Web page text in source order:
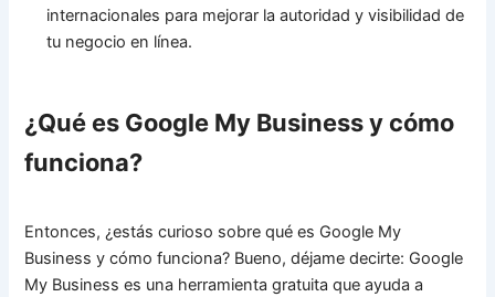
internacionales para mejorar la autoridad y visibilidad de
tu negocio en línea.
¿Qué es Google My Business y cómo
funciona?
Entonces, ¿estás curioso sobre qué es Google My
Business y cómo funciona? Bueno, déjame decirte: Google
My Business es una herramienta gratuita que ayuda a